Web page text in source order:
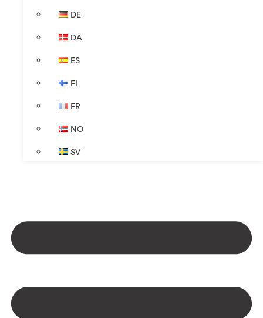
DE
DA
ES
FI
FR
NO
SV